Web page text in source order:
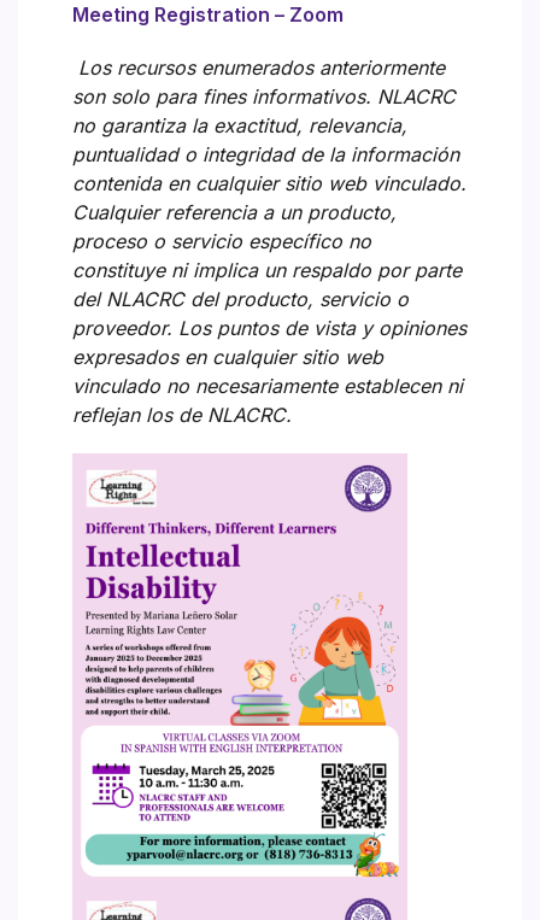
Meeting Registration – Zoom
Los recursos enumerados anteriormente
son solo para fines informativos. NLACRC
no garantiza la exactitud, relevancia,
puntualidad o integridad de la información
contenida en cualquier sitio web vinculado.
Cualquier referencia a un producto,
proceso o servicio específico no
constituye ni implica un respaldo por parte
del NLACRC del producto, servicio o
proveedor. Los puntos de vista y opiniones
expresados en cualquier sitio web
vinculado no necesariamente establecen ni
reflejan los de NLACRC.